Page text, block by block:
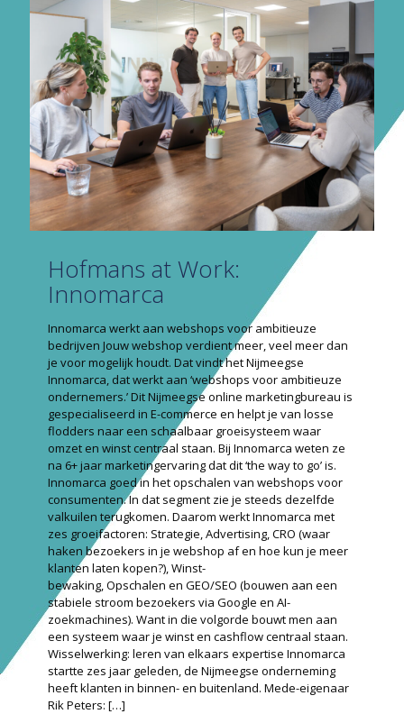
Hofmans at Work:
Innomarca
Innomarca werkt aan webshops voor ambitieuze
bedrijven Jouw webshop verdient meer, veel meer dan
je voor mogelijk houdt. Dat vindt het Nijmeegse
Innomarca, dat werkt aan ‘webshops voor ambitieuze
ondernemers.’ Dit Nijmeegse online marketingbureau is
gespecialiseerd in E-commerce en helpt je van losse
flodders naar een schaalbaar groeisysteem waar
omzet en winst centraal staan. Bij Innomarca weten ze
na 6+ jaar marketingervaring dat dit ‘the way to go’ is.
Innomarca goed in het opschalen van webshops voor
consumenten. In dat segment zie je steeds dezelfde
valkuilen terugkomen. Daarom werkt Innomarca met
zes groei­factoren: Strategie, Advertising, CRO (waar
haken bezoekers in je webshop af en hoe kun je meer
klanten laten kopen?), Winst­
bewaking, Opschalen en GEO/SEO (bouwen aan een
stabiele stroom bezoekers via Google en AI-
zoekmachines). Want in die volgorde bouwt men aan
een systeem waar je winst en cashflow centraal staan.
Wisselwerking: leren van elkaars expertise Innomarca
startte zes jaar geleden, de Nijmeegse onderneming
heeft klanten in binnen- en buitenland. Mede-eigenaar
Rik Peters: […]